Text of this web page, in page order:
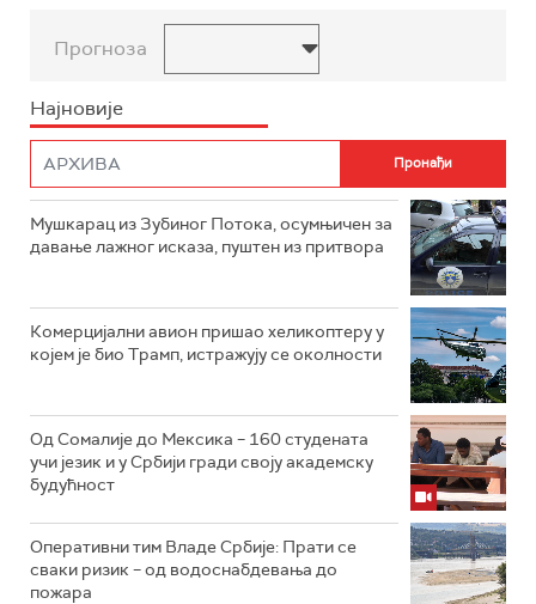
Прогноза
Најновије
Мушкарац из Зубиног Потока, осумњичен за
давање лажног исказа, пуштен из притвора
Комерцијални авион пришао хеликоптеру у
којем је био Трамп, истражују се околности
Од Сомалије до Мексика – 160 студената
учи језик и у Србији гради своју академску
будућност
Оперативни тим Владе Србије: Прати се
сваки ризик – од водоснабдевања до
пожара